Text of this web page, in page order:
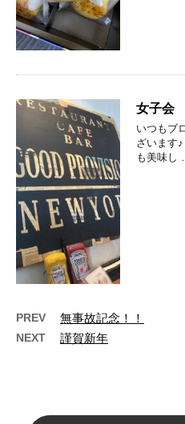
女子会
いつもブ
ざいます
も美味し
PREV 無事故記念！！
NEXT 謹賀新年